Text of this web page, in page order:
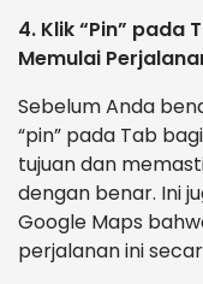
4. Klik “Pin” pada
Memulai
Sebelum Anda
“pin” pada Tab
tujuan dan
dengan benar. Ini
Google Maps
perjalanan ini